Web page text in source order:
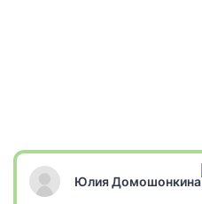
Юлия Домошонкина